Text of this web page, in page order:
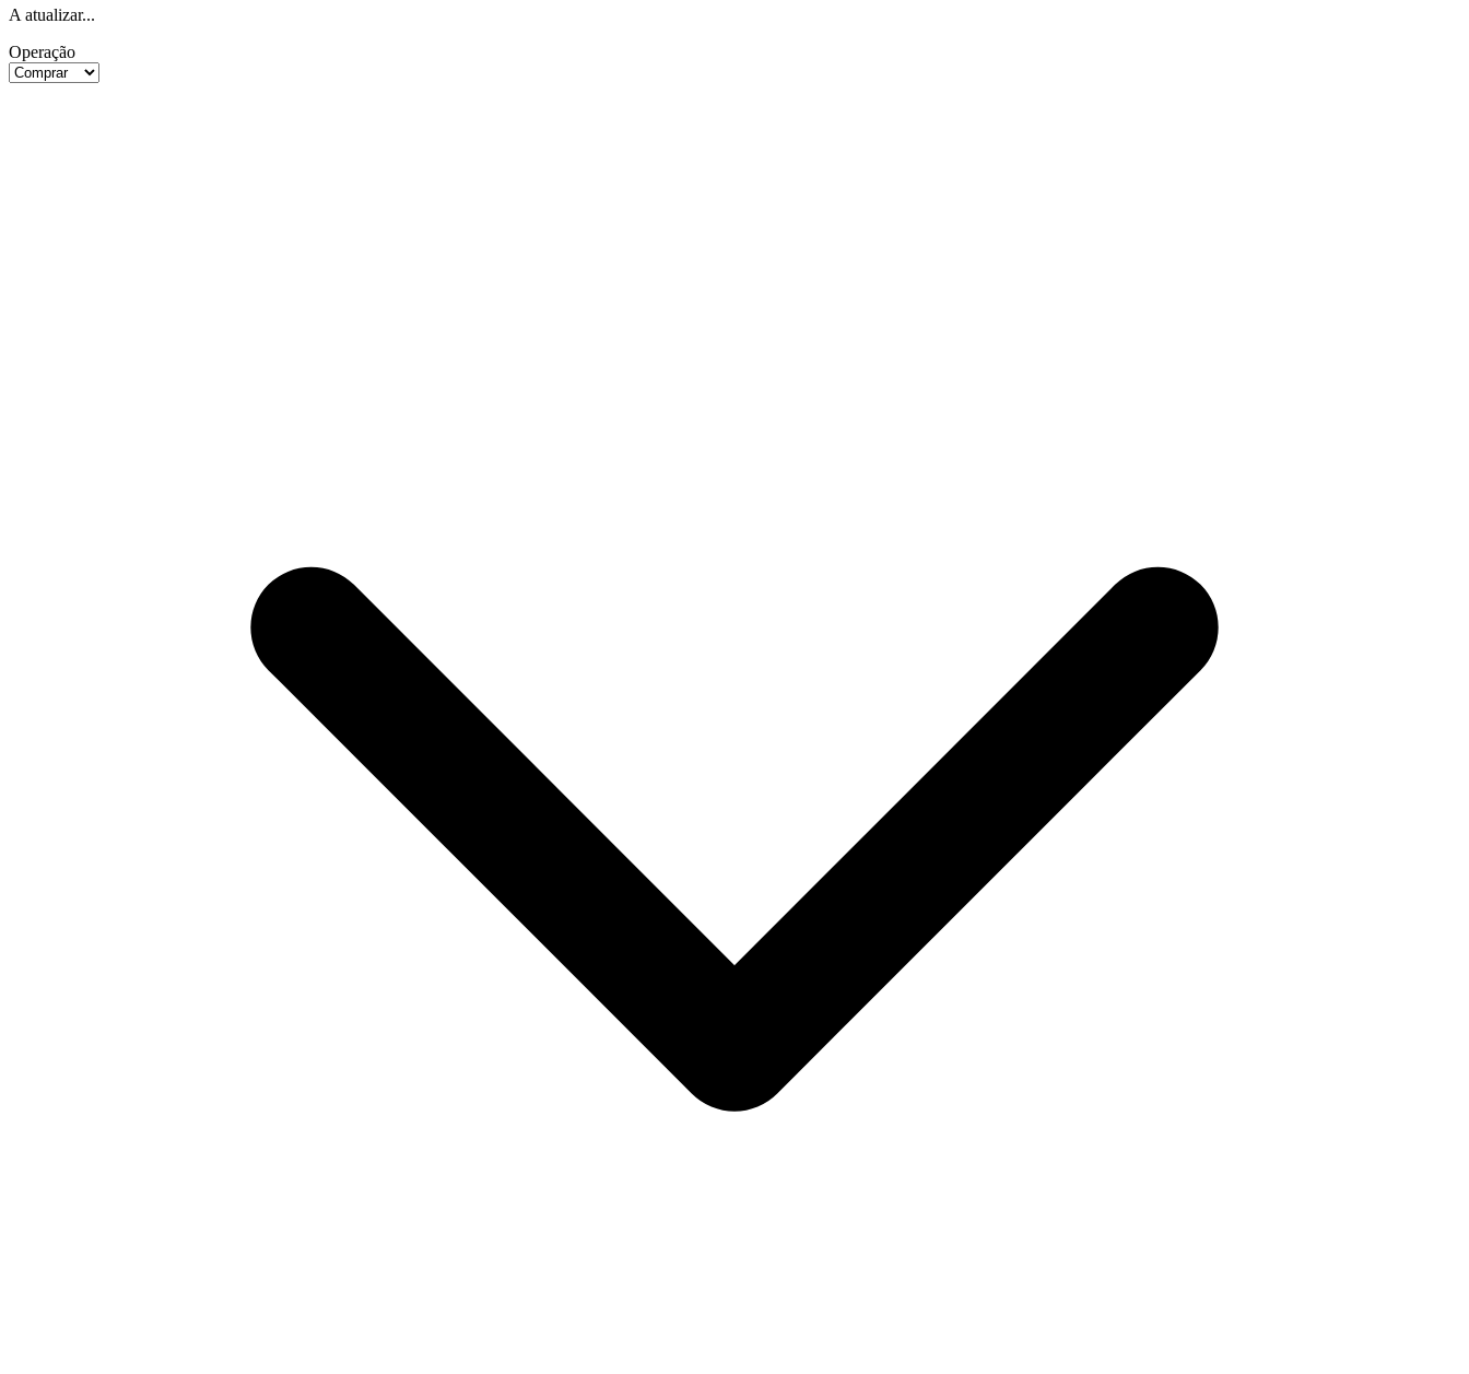
A atualizar...
Operação